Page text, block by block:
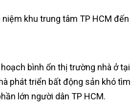
khu trung tâm TP HCM đến
bình ổn thị trường nhà ở tại
phát triển bất động sản khó tìm
lớn người dân TP HCM.